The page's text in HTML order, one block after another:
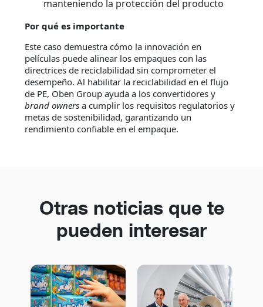
manteniendo la protección del producto
Por qué es importante
Este caso demuestra cómo la innovación en
películas puede alinear los empaques con las
directrices de reciclabilidad sin comprometer el
desempeño. Al habilitar la reciclabilidad en el flujo
de PE, Oben Group ayuda a los convertidores y
brand ownersa cumplir los requisitos regulatorios y
metas de sostenibilidad, garantizando un
rendimiento confiable en el empaque.
Otras noticias que te
pueden interesar